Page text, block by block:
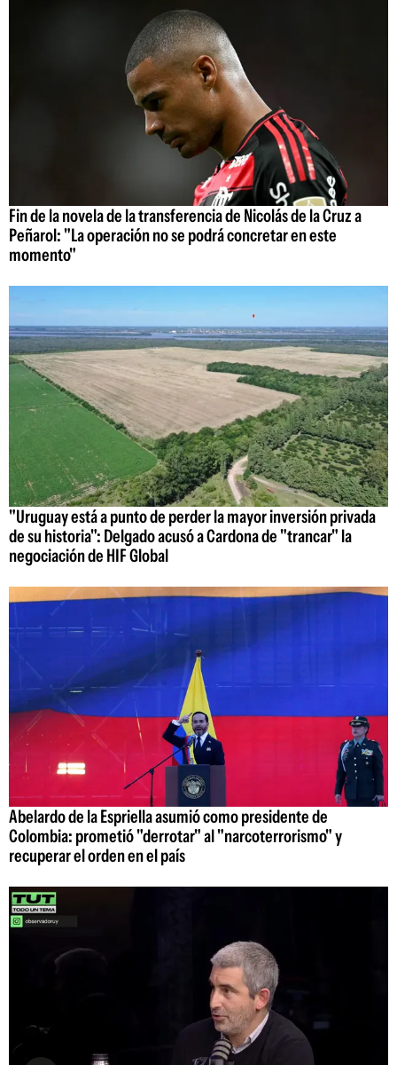
Fin de la novela de la transferencia de Nicolás de la Cruz a
Peñarol: "La operación no se podrá concretar en este
momento"
"Uruguay está a punto de perder la mayor inversión privada
de su historia": Delgado acusó a Cardona de "trancar" la
negociación de HIF Global
Abelardo de la Espriella asumió como presidente de
Colombia: prometió "derrotar" al "narcoterrorismo" y
recuperar el orden en el país